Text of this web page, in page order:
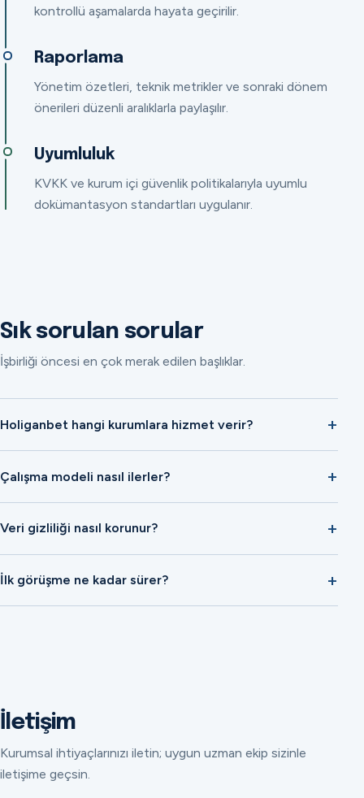
kontrollü aşamalarda hayata geçirilir.
Raporlama
Yönetim özetleri, teknik metrikler ve sonraki dönem
önerileri düzenli aralıklarla paylaşılır.
Uyumluluk
KVKK ve kurum içi güvenlik politikalarıyla uyumlu
dokümantasyon standartları uygulanır.
Sık sorulan sorular
İşbirliği öncesi en çok merak edilen başlıklar.
Holiganbet hangi kurumlara hizmet verir?
Çalışma modeli nasıl ilerler?
Veri gizliliği nasıl korunur?
İlk görüşme ne kadar sürer?
İletişim
Kurumsal ihtiyaçlarınızı iletin; uygun uzman ekip sizinle
iletişime geçsin.